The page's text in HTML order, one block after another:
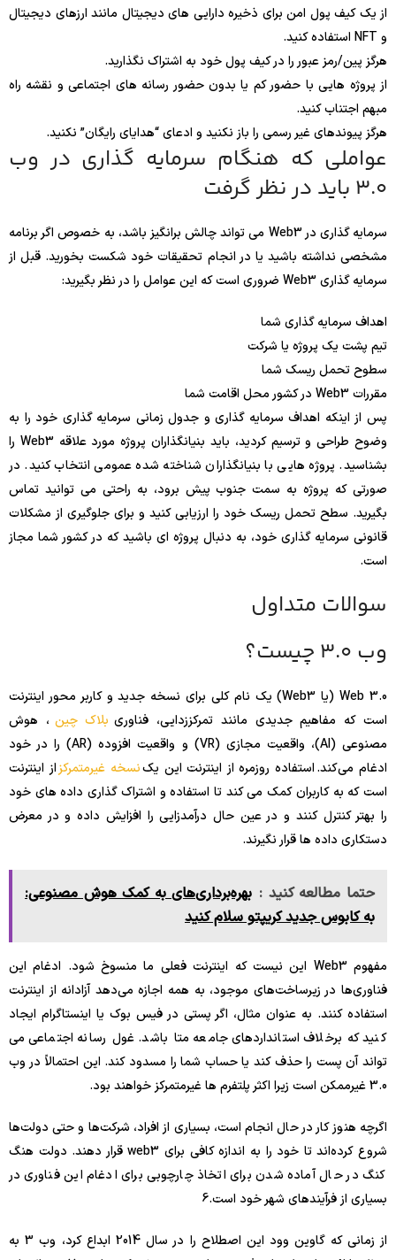
از یک کیف پول امن برای ذخیره دارایی های دیجیتال مانند ارزهای دیجیتال
و NFT استفاده کنید.
هرگز پین/رمز عبور را در کیف پول خود به اشتراک نگذارید.
از پروژه هایی با حضور کم یا بدون حضور رسانه های اجتماعی و نقشه راه
مبهم اجتناب کنید.
هرگز پیوندهای غیر رسمی را باز نکنید و ادعای “هدایای رایگان” نکنید.
عواملی که هنگام سرمایه گذاری در وب
3.0 باید در نظر گرفت
سرمایه گذاری در Web3 می تواند چالش برانگیز باشد، به خصوص اگر برنامه
مشخصی نداشته باشید یا در انجام تحقیقات خود شکست بخورید. قبل از
سرمایه گذاری Web3 ضروری است که این عوامل را در نظر بگیرید:
اهداف سرمایه گذاری شما
تیم پشت یک پروژه یا شرکت
سطوح تحمل ریسک شما
مقررات Web3 در کشور محل اقامت شما
پس از اینکه اهداف سرمایه گذاری و جدول زمانی سرمایه گذاری خود را به
وضوح طراحی و ترسیم کردید، باید بنیانگذاران پروژه مورد علاقه Web3 را
بشناسید. پروژه هایی با بنیانگذاران شناخته شده عمومی انتخاب کنید. در
صورتی که پروژه به سمت جنوب پیش برود، به راحتی می توانید تماس
بگیرید. سطح تحمل ریسک خود را ارزیابی کنید و برای جلوگیری از مشکلات
قانونی سرمایه گذاری خود، به دنبال پروژه ای باشید که در کشور شما مجاز
است.
سوالات متداول
وب 3.0 چیست؟
Web 3.0 (یا Web3) یک نام کلی برای نسخه جدید و کاربر محور اینترنت
است که مفاهیم جدیدی مانند تمرکززدایی، فناوری بلاک چین ، هوش
مصنوعی (AI)، واقعیت مجازی (VR) و واقعیت افزوده (AR) را در خود
ادغام می‌کند. استفاده روزمره از اینترنت این یکنسخه غیرمتمرکزاز اینترنت
است که به کاربران کمک می کند تا استفاده و اشتراک گذاری داده های خود
را بهتر کنترل کنند و در عین حال درآمدزایی را افزایش داده و در معرض
دستکاری داده ها قرار نگیرند.
حتما مطالعه کنید : بهره‌برداری‌های به کمک هوش مصنوعی:
به کابوس جدید کریپتو سلام کنید
مفهوم Web3 این نیست که اینترنت فعلی ما منسوخ شود. ادغام این
فناوری‌ها در زیرساخت‌های موجود، به همه اجازه می‌دهد آزادانه از اینترنت
استفاده کنند. به عنوان مثال، اگر پستی در فیس بوک یا اینستاگرام ایجاد
کنید که برخلاف استانداردهای جامعه متا باشد. غول رسانه اجتماعی می
تواند آن پست را حذف کند یا حساب شما را مسدود کند. این احتمالاً در وب
3.0 غیرممکن است زیرا اکثر پلتفرم ها غیرمتمرکز خواهند بود.
اگرچه هنوز کار در حال انجام است، بسیاری از افراد، شرکت‌ها و حتی دولت‌ها
شروع کرده‌اند تا خود را به اندازه کافی برای web3 قرار دهند. دولت هنگ
کنگ در حال آماده شدن برای اتخاذ چارچوبی برای ادغام این فناوری در
بسیاری از فرآیندهای شهر خود است.6
از زمانی که گاوین وود این اصطلاح را در سال 2014 ابداع کرد، وب 3 به